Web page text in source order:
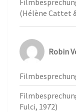
(Hélène Cattet
Robin
Fulci, 1972)